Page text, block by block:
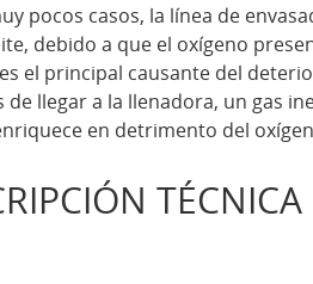
pocos casos, la línea de
debido a que el oxígeno
el principal causante del
de llegar a la llenadora, un gas
en detrimento del